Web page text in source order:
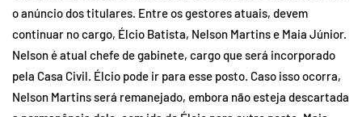
o anúncio dos titulares. Entre os gestores atuais, devem
continuar no cargo, Élcio Batista, Nelson Martins e Maia Júnior.
Nelson é atual chefe de gabinete, cargo que será incorporado
pela Casa Civil. Élcio pode ir para esse posto. Caso isso ocorra,
Nelson Martins será remanejado, embora não esteja descartada